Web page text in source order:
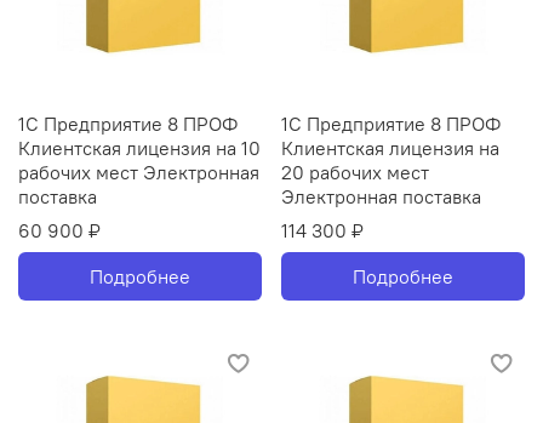
1С Предприятие 8 ПРОФ
Клиентская лицензия на 10
рабочих мест Электронная
поставка
60 900 ₽
Подробнее
1С Предприятие 8 ПРОФ
Клиентская лицензия на
20 рабочих мест
Электронная поставка
114 300 ₽
Подробнее